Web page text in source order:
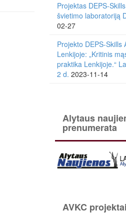
Projektas DEPS-
švietimo laboratoriją
02-27
Projekto DEPS-Skills
Lenkijoje: „Kritinis
praktika Lenkijoje.“
2 d. 2023-11-14
Alytaus
prenumerata
AVKC projektai